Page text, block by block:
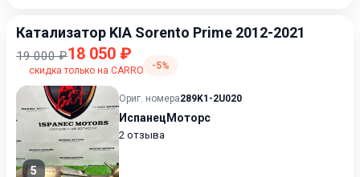
Катализатор KIA Sorento Prime 2012-2021
19 000 ₽18 050 ₽
скидка только на CARRO -5%
5
Ориг. номера289K1-2U020
ИспанецМоторс
2 отзыва